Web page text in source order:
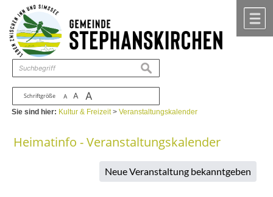
Zum Inhalt ,zur Navigation
Schriftgröße A A A
suchen
Sie sind hier: Kultur & Freizeit>Veranstaltungskalender
Heimatinfo - Veranstaltungskalender